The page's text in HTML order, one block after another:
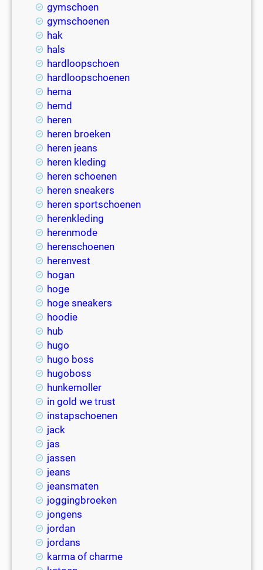
gymschoen
gymschoenen
hak
hals
hardloopschoen
hardloopschoenen
hema
hemd
heren
heren broeken
heren jeans
heren kleding
heren schoenen
heren sneakers
heren sportschoenen
herenkleding
herenmode
herenschoenen
herenvest
hogan
hoge
hoge sneakers
hoodie
hub
hugo
hugo boss
hugoboss
hunkemoller
in gold we trust
instapschoenen
jack
jas
jassen
jeans
jeansmaten
joggingbroeken
jongens
jordan
jordans
karma of charme